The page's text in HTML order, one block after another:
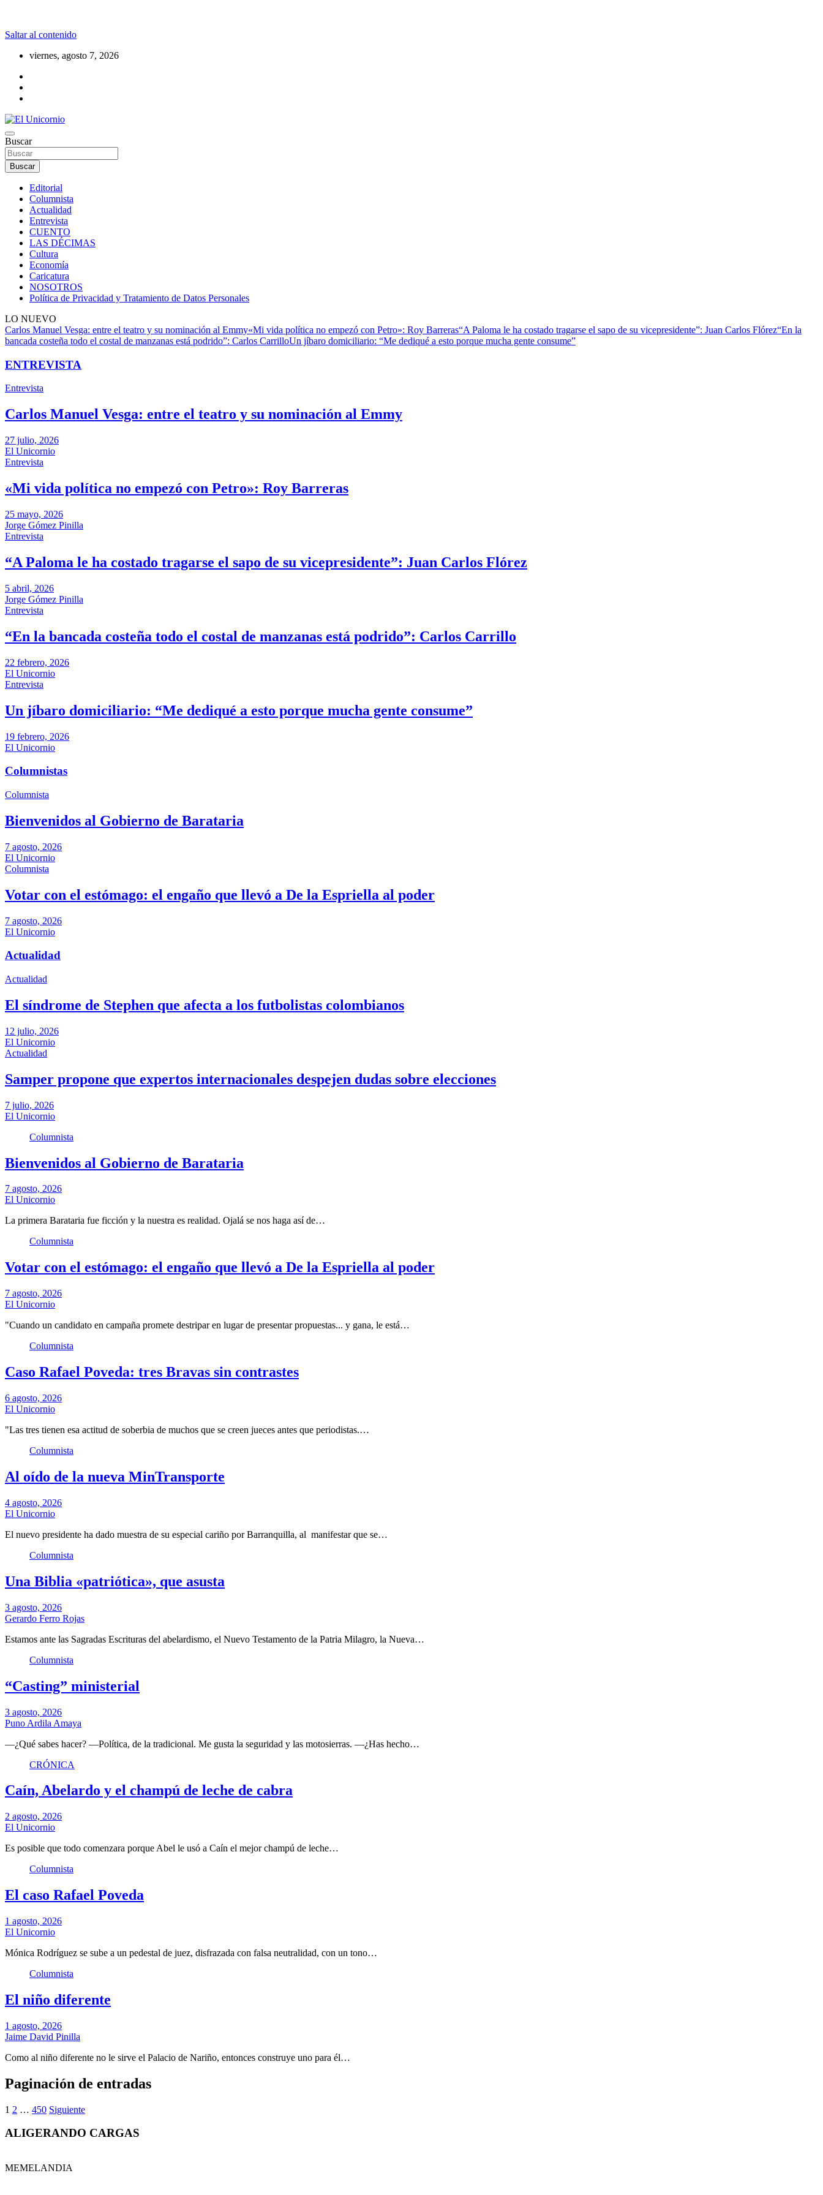
Saltar al contenido
viernes, agosto 7, 2026
El Unicornio
La realidad supera la fantasía
Buscar
Buscar
Editorial
Columnista
Actualidad
Entrevista
CUENTO
LAS DÉCIMAS
Cultura
Economía
Caricatura
NOSOTROS
Política de Privacidad y Tratamiento de Datos Personales
LO NUEVO
Carlos Manuel Vesga: entre el teatro y su nominación al Emmy«Mi vida política no empezó con Petro»: Roy Barreras“A Paloma le ha costado tragarse el sapo de su vicepresidente”: Juan Carlos Flórez“En la
bancada costeña todo el costal de manzanas está podrido”: Carlos CarrilloUn jíbaro domiciliario: “Me dediqué a esto porque mucha gente consume”
ENTREVISTA
Entrevista
Carlos Manuel Vesga: entre el teatro y su nominación al Emmy
27 julio, 2026
El Unicornio
Entrevista
«Mi vida política no empezó con Petro»: Roy Barreras
25 mayo, 2026
Jorge Gómez Pinilla
Entrevista
“A Paloma le ha costado tragarse el sapo de su vicepresidente”: Juan Carlos Flórez
5 abril, 2026
Jorge Gómez Pinilla
Entrevista
“En la bancada costeña todo el costal de manzanas está podrido”: Carlos Carrillo
22 febrero, 2026
El Unicornio
Entrevista
Un jíbaro domiciliario: “Me dediqué a esto porque mucha gente consume”
19 febrero, 2026
El Unicornio
Columnistas
Columnista
Bienvenidos al Gobierno de Barataria
7 agosto, 2026
El Unicornio
Columnista
Votar con el estómago: el engaño que llevó a De la Espriella al poder
7 agosto, 2026
El Unicornio
Actualidad
Actualidad
El síndrome de Stephen que afecta a los futbolistas colombianos
12 julio, 2026
El Unicornio
Actualidad
Samper propone que expertos internacionales despejen dudas sobre elecciones
7 julio, 2026
El Unicornio
Columnista
Bienvenidos al Gobierno de Barataria
7 agosto, 2026
El Unicornio
La primera Barataria fue ficción y la nuestra es realidad. Ojalá se nos haga así de…
Columnista
Votar con el estómago: el engaño que llevó a De la Espriella al poder
7 agosto, 2026
El Unicornio
"Cuando un candidato en campaña promete destripar en lugar de presentar propuestas... y gana, le está…
Columnista
Caso Rafael Poveda: tres Bravas sin contrastes
6 agosto, 2026
El Unicornio
"Las tres tienen esa actitud de soberbia de muchos que se creen jueces antes que periodistas.…
Columnista
Al oído de la nueva MinTransporte
4 agosto, 2026
El Unicornio
El nuevo presidente ha dado muestra de su especial cariño por Barranquilla, al manifestar que se…
Columnista
Una Biblia «patriótica», que asusta
3 agosto, 2026
Gerardo Ferro Rojas
Estamos ante las Sagradas Escrituras del abelardismo, el Nuevo Testamento de la Patria Milagro, la Nueva…
Columnista
“Casting” ministerial
3 agosto, 2026
Puno Ardila Amaya
—¿Qué sabes hacer? —Política, de la tradicional. Me gusta la seguridad y las motosierras. —¿Has hecho…
CRÓNICA
Caín, Abelardo y el champú de leche de cabra
2 agosto, 2026
El Unicornio
Es posible que todo comenzara porque Abel le usó a Caín el mejor champú de leche…
Columnista
El caso Rafael Poveda
1 agosto, 2026
El Unicornio
Mónica Rodríguez se sube a un pedestal de juez, disfrazada con falsa neutralidad, con un tono…
Columnista
El niño diferente
1 agosto, 2026
Jaime David Pinilla
Como al niño diferente no le sirve el Palacio de Nariño, entonces construye uno para él…
Paginación de entradas
1 2 … 450 Siguiente
ALIGERANDO CARGAS
MEMELANDIA